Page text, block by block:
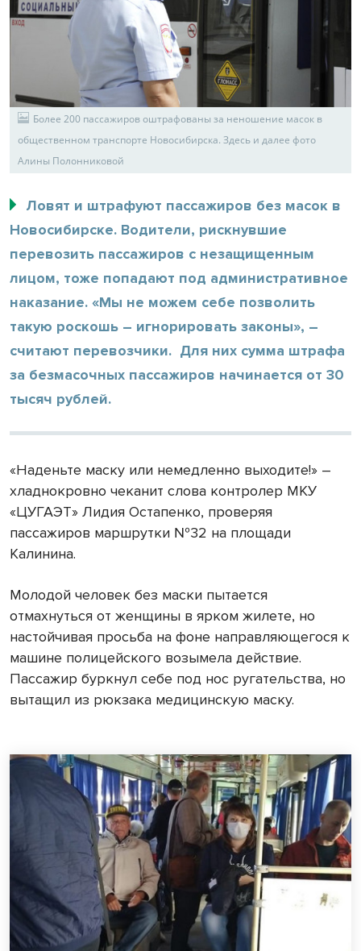
Более 200 пассажиров оштрафованы за неношение масок в
общественном транспорте Новосибирска. Здесь и далее фото
Алины Полонниковой
Ловят и штрафуют пассажиров без масок в
Новосибирске. Водители, рискнувшие
перевозить пассажиров с незащищенным
лицом, тоже попадают под административное
наказание. «Мы не можем себе позволить
такую роскошь – игнорировать законы», –
считают перевозчики. Для них сумма штрафа
за безмасочных пассажиров начинается от 30
тысяч рублей.
«Наденьте маску или немедленно выходите!» –
хладнокровно чеканит слова контролер МКУ
«ЦУГАЭТ» Лидия Остапенко, проверяя
пассажиров маршрутки №32 на площади
Калинина.
Молодой человек без маски пытается
отмахнуться от женщины в ярком жилете, но
настойчивая просьба на фоне направляющегося к
машине полицейского возымела действие.
Пассажир буркнул себе под нос ругательства, но
вытащил из рюкзака медицинскую маску.